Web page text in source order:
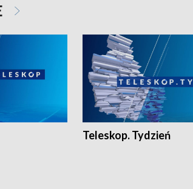
Teleskop. Tydzień